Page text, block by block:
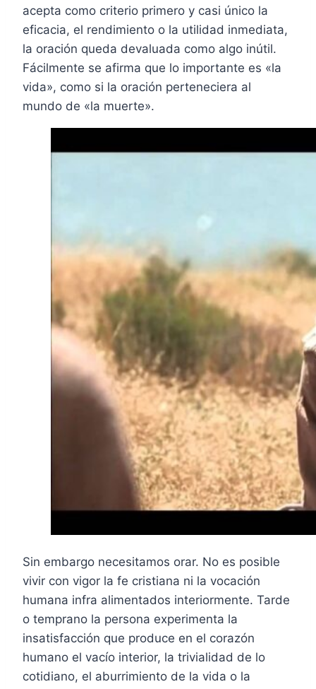
acepta como criterio primero y casi único la
eficacia, el rendimiento o la utilidad inmediata,
la oración queda devaluada como algo inútil.
Fácilmente se afirma que lo importante es «la
vida», como si la oración perteneciera al
mundo de «la muerte».
Sin embargo necesitamos orar. No es posible
vivir con vigor la fe cristiana ni la vocación
humana infra alimentados interiormente. Tarde
o temprano la persona experimenta la
insatisfacción que produce en el corazón
humano el vacío interior, la trivialidad de lo
cotidiano, el aburrimiento de la vida o la